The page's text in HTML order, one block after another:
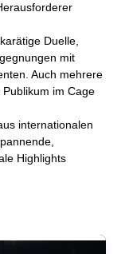
Duelle,
mit
Auch mehrere
im Cage
internationalen
Highlights